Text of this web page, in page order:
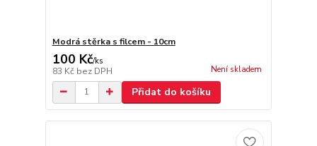
Modrá stěrka s filcem - 10cm
100 Kč/ks
83 Kč bez DPH Není skladem
Přidat do košíku